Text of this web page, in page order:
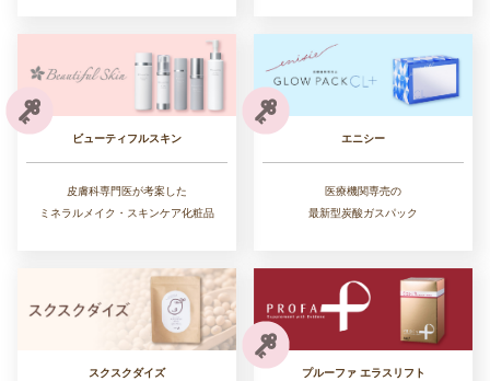
ビューティフルスキン
皮膚科専門医が考案した
ミネラルメイク・スキンケア化粧品
エニシー
医療機関専売の
最新型炭酸ガスパック
スクスクダイズ プルーファ エラスリフト